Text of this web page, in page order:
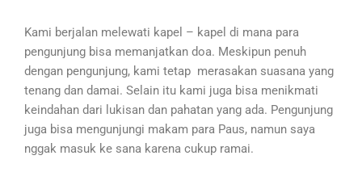
Kami berjalan melewati kapel – kapel di mana para
pengunjung bisa memanjatkan doa. Meskipun penuh
dengan pengunjung, kami tetap merasakan suasana yang
tenang dan damai. Selain itu kami juga bisa menikmati
keindahan dari lukisan dan pahatan yang ada. Pengunjung
juga bisa mengunjungi makam para Paus, namun saya
nggak masuk ke sana karena cukup ramai.